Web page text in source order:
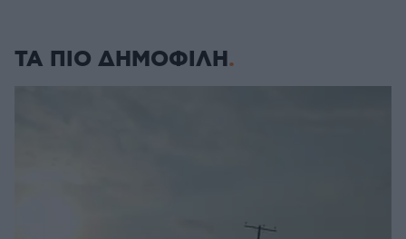
ΤΑ ΠΙΟ ΔΗΜΟΦΙΛΗ